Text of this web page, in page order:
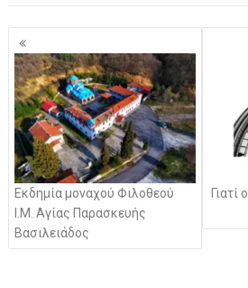
Πλοήγηση
άρθρων
Εκδημία μοναχού Φιλοθεού
Ι.Μ. Αγίας Παρασκευής
Βασιλειάδος
Γιατί